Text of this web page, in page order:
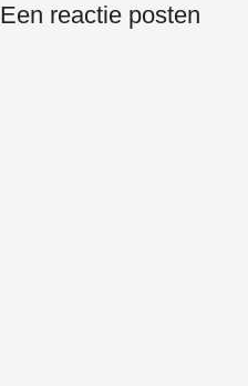
Een reactie posten